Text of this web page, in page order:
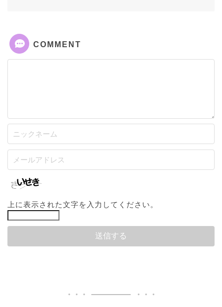
COMMENT
上に表示された文字を入力してください。